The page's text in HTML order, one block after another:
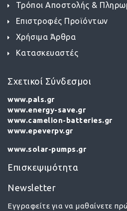
Τρόποι Αποστολής &
Επιστροφές Προϊόντων
Χρήσιμα Άρθρα
Κατασκευαστές
Σχετικοί Σύνδεσμοι
www.pals.gr
www.energy-save.gr
www.camelion-batteries.gr
www.epeverpv.gr
www.solar-pumps.gr
Επισκεψιμότητα
Newsletter
Εγγραφείτε για να μαθαίνετε